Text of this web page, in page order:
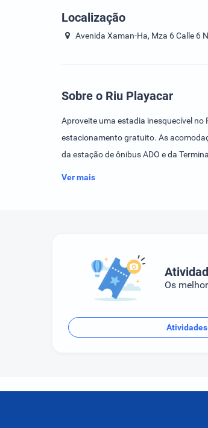
Localização
Avenida Xaman-Ha, Mza 6 Calle 6
Sobre o Riu Playacar
Aproveite uma estadia inesquecível no
estacionamento gratuito. As
da estação de ônibus ADO e da
Ver mais
Os
Atividades